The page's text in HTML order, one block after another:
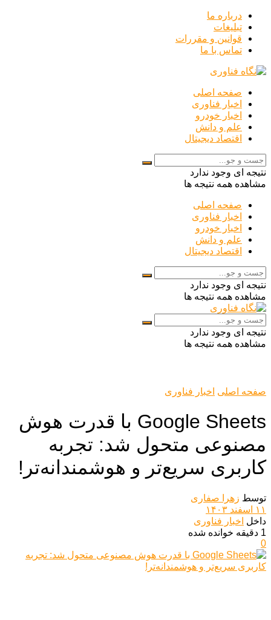
درباره ما
تبلیغات
قوانین و مقررات
تماس با ما
صفحه اصلی
اخبار فناوری
اخبار خودرو
علم و دانش
اقتصاد دیجیتال
نتیجه ای وجود ندارد
مشاهده همه نتیجه ها
صفحه اصلی
اخبار فناوری
اخبار خودرو
علم و دانش
اقتصاد دیجیتال
نتیجه ای وجود ندارد
مشاهده همه نتیجه ها
نتیجه ای وجود ندارد
مشاهده همه نتیجه ها
صفحه اصلی اخبار فناوری
Google Sheets با قدرت هوش
مصنوعی متحول شد: تجربه
کاربری سریع‌تر و هوشمندانه‌تر!
توسط زهرا صفاری
۱۱ اسفند ۱۴۰۳
داخل اخبار فناوری
1 دقیقه خوانده شده
0